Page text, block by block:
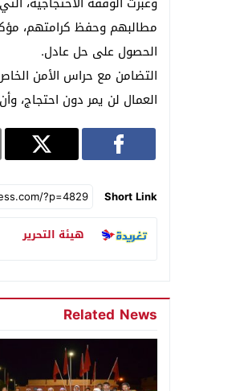
مطالبهم وحفظ كرامتهم،
الحصول على حل عادل.
التضامن مع حراس الأمن
العمال لن يمر دون احتجاج،
Short Link
هيئة التحرير
Related News